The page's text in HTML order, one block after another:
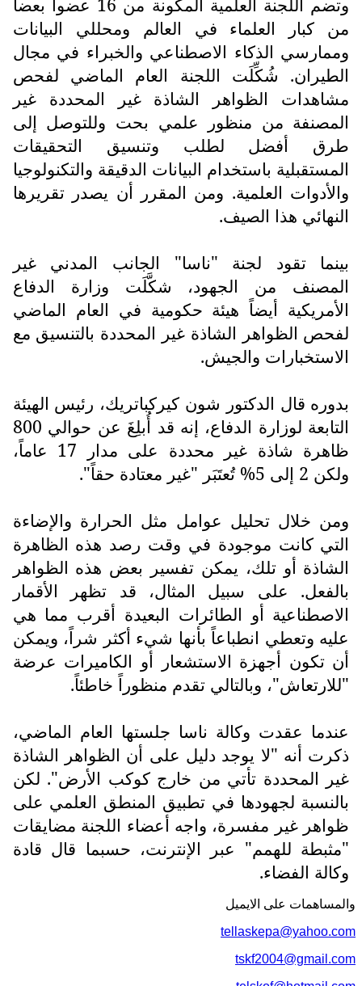
من كبار العلماء في العالم ومحللي البيانات
وممارسي الذكاء الاصطناعي والخبراء في مجال
الطيران. شُكِّلَت اللجنة العام الماضي لفحص
مشاهدات الظواهر الشاذة غير المحددة غير
المصنفة من منظور علمي بحت وللتوصل إلى
طرق أفضل لطلب وتنسيق التحقيقات
المستقبلية باستخدام البيانات الدقيقة والتكنولوجيا
والأدوات العلمية. ومن المقرر أن يصدر تقريرها
النهائي هذا الصيف.
بينما تقود لجنة "ناسا" الجانب المدني غير
المصنف من الجهود، شكَّلَت وزارة الدفاع
الأمريكية أيضاً هيئة حكومية في العام الماضي
لفحص الظواهر الشاذة غير المحددة بالتنسيق مع
الاستخبارات والجيش.
بدوره قال الدكتور شون كيركباتريك، رئيس الهيئة
التابعة لوزارة الدفاع، إنه قد أُبلِغَ عن حوالي 800
ظاهرة شاذة غير محددة على مدار 17 عاماً،
ولكن 2 إلى 5% تُعتَبَر "غير معتادة حقاً".
ومن خلال تحليل عوامل مثل الحرارة والإضاءة
التي كانت موجودة في وقت رصد هذه الظاهرة
الشاذة أو تلك، يمكن تفسير بعض هذه الظواهر
بالفعل. على سبيل المثال، قد تظهر الأقمار
الاصطناعية أو الطائرات البعيدة أقرب مما هي
عليه وتعطي انطباعاً بأنها شيء أكثر شراً، ويمكن
أن تكون أجهزة الاستشعار أو الكاميرات عرضة
"للارتعاش"، وبالتالي تقدم منظوراً خاطئاً.
عندما عقدت وكالة ناسا جلستها العام الماضي،
ذكرت أنه "لا يوجد دليل على أن الظواهر الشاذة
غير المحددة تأتي من خارج كوكب الأرض". لكن
بالنسبة لجهودها في تطبيق المنطق العلمي على
ظواهر غير مفسرة، واجه أعضاء اللجنة مضايقات
"مثبطة للهمم" عبر الإنترنت، حسبما قال قادة
وكالة الفضاء.
والمساهمات علی الایمیل
tellaskepa@yahoo.com
tskf2004@gmail.com